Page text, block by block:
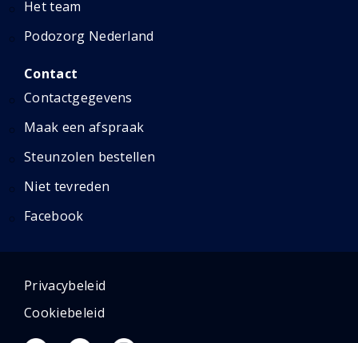
Het team
Podozorg Nederland
Contact
Contactgegevens
Maak een afspraak
Steunzolen bestellen
Niet tevreden
Facebook
Privacybeleid
Cookiebeleid